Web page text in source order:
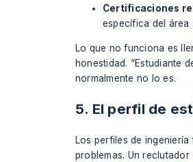
Certificaciones
específica del área
Lo que no funciona es
honestidad. “Estudiante
normalmente no lo es.
5. El perfil de
Los perfiles de
problemas. Un